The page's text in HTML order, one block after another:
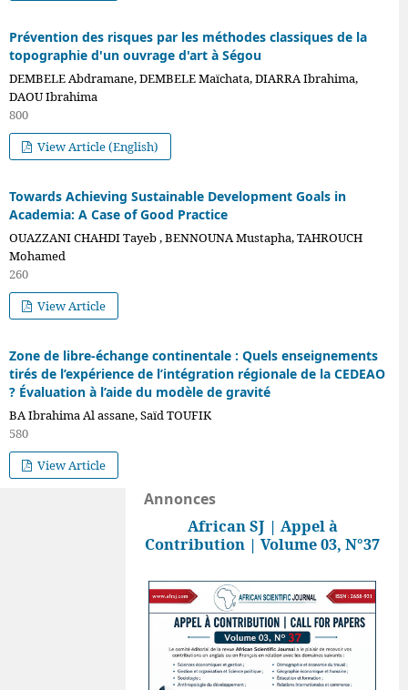
Prévention des risques par les méthodes classiques de la
topographie d'un ouvrage d'art à Ségou
DEMBELE Abdramane, DEMBELE Maïchata, DIARRA Ibrahima,
DAOU Ibrahima
800
View Article (English)
Towards Achieving Sustainable Development Goals in
Academia: A Case of Good Practice
OUAZZANI CHAHDI Tayeb , BENNOUNA Mustapha, TAHROUCH
Mohamed
260
View Article
Zone de libre-échange continentale : Quels enseignements
tirés de l’expérience de l’intégration régionale de la CEDEAO
? Évaluation à l’aide du modèle de gravité
BA Ibrahima Al assane, Saïd TOUFIK
580
View Article
Annonces
African SJ | Appel à
Contribution | Volume 03, N°37